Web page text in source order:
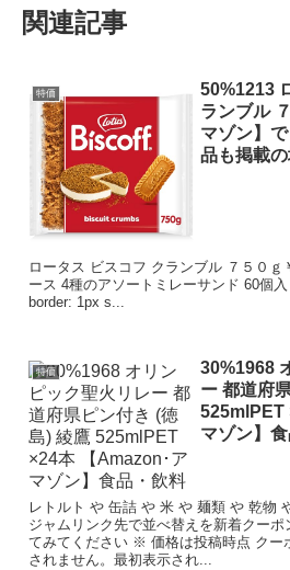
関連記事
特価
50%1213
ランブル
マゾン】
品も掲載
ロータス ビスコフ クランブル ７５０ｇ
ース 4種のアソートミレーサンド 60個
border: 1px s...
特価
30%1968
ー 都道府
525mlPET
マゾン】
レトルト や 缶詰 や 米 や 麺類 や 乾物
ジャムリンク先で並べ替えを新着クー
てみてください ※ 価格は投稿時点 クー
されません。最初表示され...